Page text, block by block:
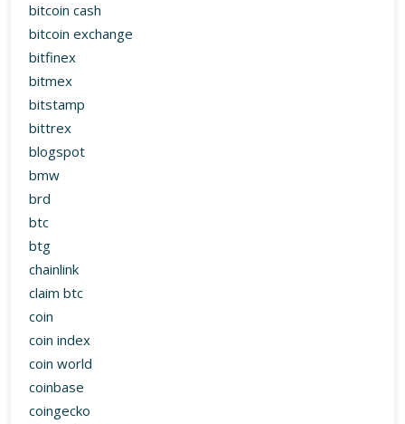
bitcoin cash
bitcoin exchange
bitfinex
bitmex
bitstamp
bittrex
blogspot
bmw
brd
btc
btg
chainlink
claim btc
coin
coin index
coin world
coinbase
coingecko